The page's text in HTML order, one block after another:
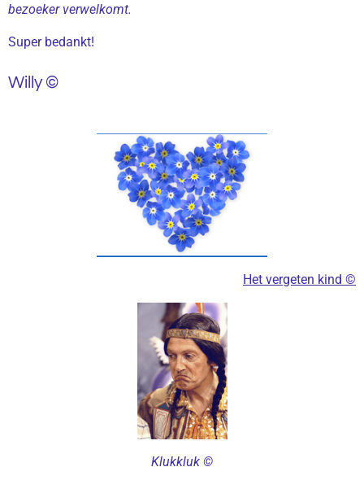
bezoeker verwelkomt.
Super bedankt!
Willy ©
Het vergeten kind ©
Klukkluk ©